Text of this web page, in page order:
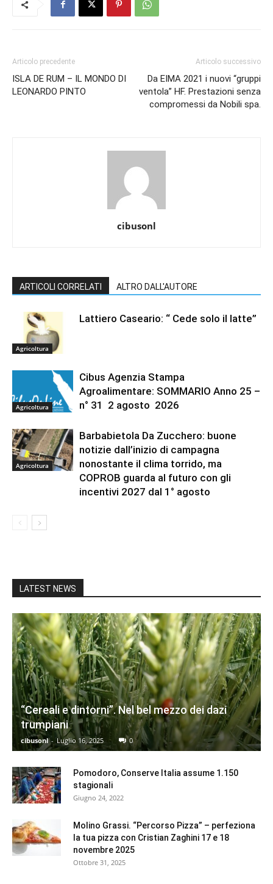
Articolo precedente
ISLA DE RUM – IL MONDO DI
LEONARDO PINTO
Articolo successivo
Da EIMA 2021 i nuovi “gruppi
ventola” HF. Prestazioni senza
compromessi da Nobili spa.
cibusonl
ARTICOLI CORRELATI ALTRO DALL'AUTORE
Agricoltura
Lattiero Caseario: “ Cede solo il latte”
Agricoltura
Cibus Agenzia Stampa
Agroalimentare: SOMMARIO Anno 25 –
n° 31 2 agosto 2026
Agricoltura
Barbabietola Da Zucchero: buone
notizie dall’inizio di campagna
nonostante il clima torrido, ma
COPROB guarda al futuro con gli
incentivi 2027 dal 1° agosto
LATEST NEWS
“Cereali e dintorni”. Nel bel mezzo dei dazi
trumpiani
cibusonl - Luglio 16, 2025 0
Pomodoro, Conserve Italia assume 1.150
stagionali
Giugno 24, 2022
Molino Grassi. “Percorso Pizza” – perfeziona
la tua pizza con Cristian Zaghini 17 e 18
novembre 2025
Ottobre 31, 2025